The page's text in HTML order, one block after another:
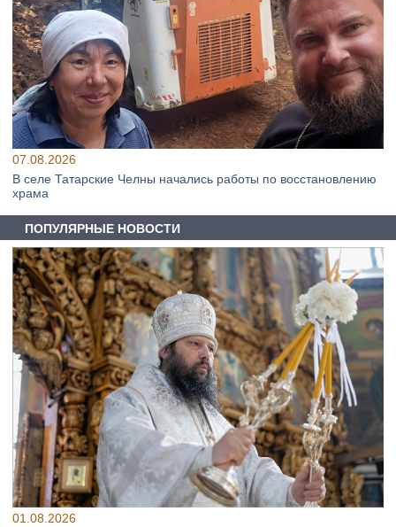
07.08.2026
В селе Татарские Челны начались работы по восстановлению
храма
ПОПУЛЯРНЫЕ НОВОСТИ
01.08.2026